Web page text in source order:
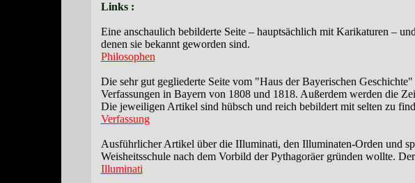
Links :
Eine anschaulich bebilderte Seite – hauptsächlich mit Karikaturen –
denen sie bekannt geworden sind.
Philosophen
Die sehr gut gegliederte Seite vom "Haus der Bayerischen
Verfassungen in Bayern von 1808 und 1818. Außerdem werden die
Die jeweiligen Artikel sind hübsch und reich bebildert mit selten zu
Verfassung
Ausführlicher Artikel über die IIluminati, den Illuminaten-Orden und
Weisheitsschule nach dem Vorbild der Pythagoräer gründen wollte.
Illuminati